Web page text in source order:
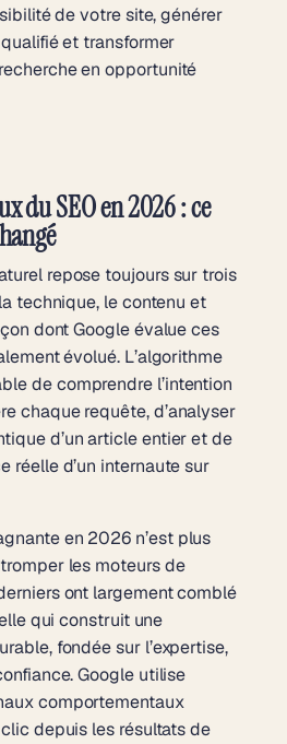
de votre site, générer
et transformer
en opportunité
du SEO en 2026 : ce
repose toujours sur trois
technique, le contenu et
dont Google évalue ces
évolué. L’algorithme
de comprendre l’intention
chaque requête, d’analyser
d’un article entier et de
réelle d’un internaute sur
en 2026 n’est plus
les moteurs de
ont largement comblé
qui construit une
fondée sur l’expertise,
Google utilise
comportementaux
depuis les résultats de